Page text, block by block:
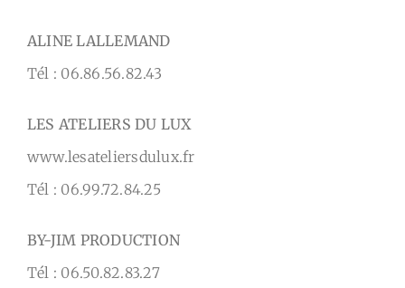
ALINE LALLEMAND
Tél : 06.86.56.82.43
LES ATELIERS DU LUX
www.lesateliersdulux.fr
Tél : 06.99.72.84.25
BY-JIM PRODUCTION
Tél : 06.50.82.83.27